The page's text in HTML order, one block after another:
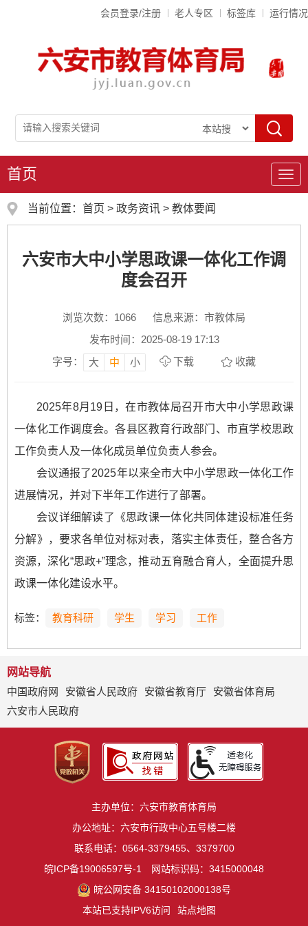
会员登录/注册 老人专区 标签库 运行情况
导
首页
当前位置： 首页 > 政务资讯 > 教体要闻
六安市大中小学思政课一体化工作调
度会召开
浏览次数： 1066
信息来源：市教体局
发布时间：2025-08-19 17:13
字号：
大 中 小 下载 收藏
2025年8月19日，在市教体局召开市大中小学思政课
一体化工作调度会。各县区教育行政部门、市直学校思政
工作负责人及一体化成员单位负责人参会。
会议通报了2025年以来全市大中小学思政一体化工作
进展情况，并对下半年工作进行了部署。
会议详细解读了《思政课一体化共同体建设标准任务
分解》，要求各单位对标对表，落实主体责任，整合各方
资源，深化“思政+”理念，推动五育融合育人，全面提升思
政课一体化建设水平。
标签： 教育科研 学生 学习 工作
网站导航
中国政府网
安徽省人民政府 安徽省教育厅
安徽省体育局
六安市人民政府
主办单位：六安市教育体育局
办公地址：六安市行政中心五号楼二楼
联系电话：0564-3379455、3379700
皖ICP备19006597号-1
网站标识码：3415000048
皖公网安备 34150102000138号
本站已支持IPV6访问
站点地图